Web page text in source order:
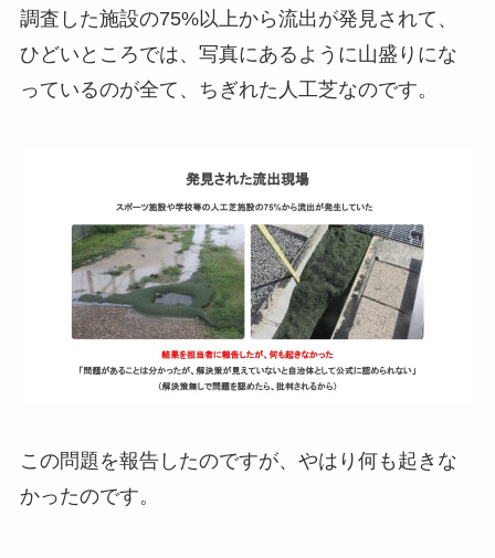
調査した施設の75%以上から流出が発見されて、
ひどいところでは、写真にあるように山盛りにな
っているのが全て、ちぎれた人工芝なのです。
この問題を報告したのですが、やはり何も起きな
かったのです。